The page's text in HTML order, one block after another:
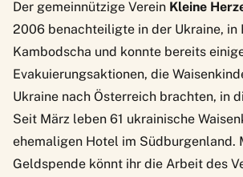
Der gemeinnützige Verein Kleine
2006 benachteiligte in der Ukraine, in
Kambodscha und konnte bereits
Evakuierungsaktionen, die
Ukraine nach Österreich brachten, in
Seit März leben 61 ukrainische
ehemaligen Hotel im Südburgenland.
Geldspende könnt ihr die Arbeit des